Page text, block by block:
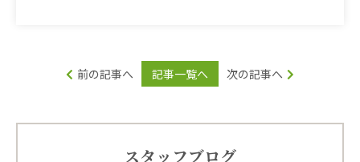
前の記事へ 記事一覧へ 次の記事へ
スタッフブログ